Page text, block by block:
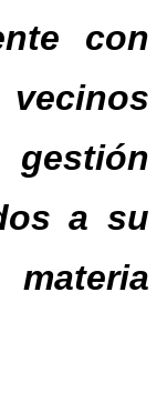
con
gestión
a su